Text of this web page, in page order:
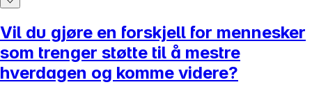
Vil du gjøre en forskjell for mennesker
som trenger støtte til å mestre
hverdagen og komme videre?